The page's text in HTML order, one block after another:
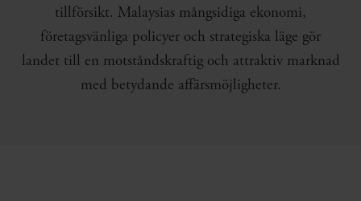
tillförsikt. Malaysias mångsidiga ekonomi,
företagsvänliga policyer och strategiska läge gör
landet till en motståndskraftig och attraktiv marknad
med betydande affärsmöjligheter.